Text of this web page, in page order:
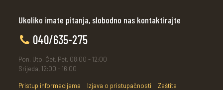
Ukoliko imate pitanja, slobodno nas kontaktirajte
040/635-275
Pon, Uto, Čet, Pet, 08:00 - 12:00
Srijeda, 12:00 - 16:00
Pristup informacijama Izjava o pristupačnosti
Zaštita